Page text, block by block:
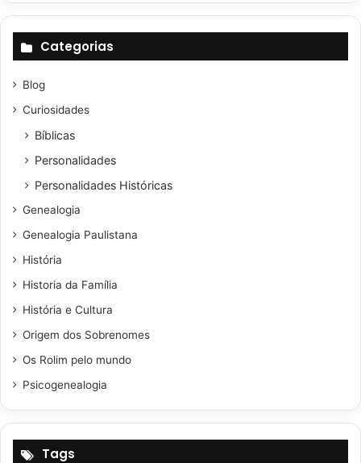
Categorias
Blog
Curiosidades
Bíblicas
Personalidades
Personalidades Históricas
Genealogia
Genealogia Paulistana
História
Historia da Família
História e Cultura
Origem dos Sobrenomes
Os Rolim pelo mundo
Psicogenealogia
Tags